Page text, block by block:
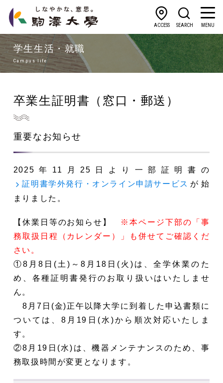
ACCESS SEARCH MENU
学生生活・就職
Campus life
卒業生証明書（窓口・郵送）
重要なお知らせ
2025年11月25日より一部証明書の
証明書学外発行・オンライン申請サービス が始
まりました。
【休業日等のお知らせ】
※本ページ下部の「事
務取扱日程（カレンダー）」も併せてご確認くだ
さい。
①8月8日(土)～8月18日(火)は、全学休業のた
め、各種証明書発行のお取り扱いはいたしませ
ん。
8月7日(金)正午 以降大学に到着した申込書類に
ついては、8 月19日(水)から順次対応いたしま
す。
②8 月19日(水)は、機器メンテナンスのため、事
務取扱時間が変更となります。